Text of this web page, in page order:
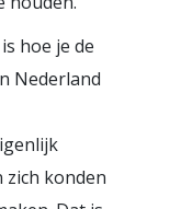
hoe je de
Nederland
konden